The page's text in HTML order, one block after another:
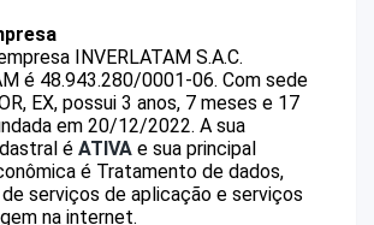
INVERLATAM S.A.C.
é 48.943.280/0001-06. Com sede
EX, possui 3 anos, 7 meses e 17
em 20/12/2022. A sua
é ATIVA e sua principal
é Tratamento de dados,
serviços de aplicação e serviços
na internet.